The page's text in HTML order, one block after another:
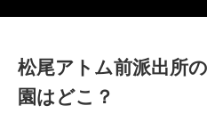
松尾アトム前派出所
園はどこ？